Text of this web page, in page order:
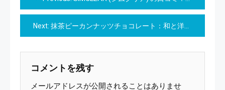
稿
ナ
ビ
ゲ
Next: 抹茶ピーカンナッツチョコレート：和と洋の絶妙なハーモニー,和の風味、洋のエレガンス、一口で楽しむ世界旅行
コメントを残す
メールアドレスが公開されることはありませ